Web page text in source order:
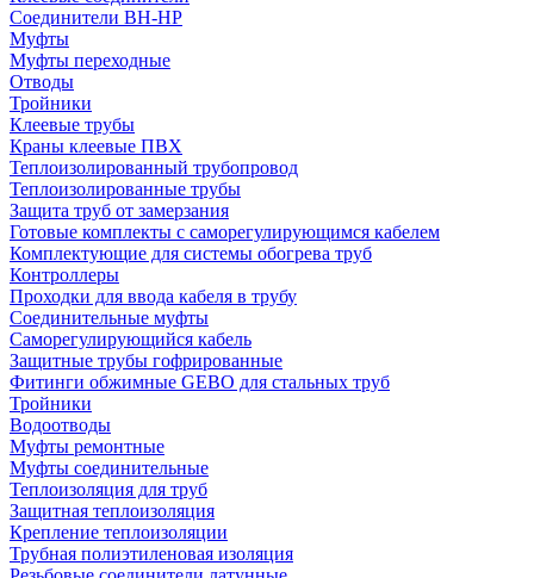
Соединители ВН-НР
Муфты
Муфты переходные
Отводы
Тройники
Клеевые трубы
Краны клеевые ПВХ
Теплоизолированный трубопровод
Теплоизолированные трубы
Защита труб от замерзания
Готовые комплекты с саморегулирующимся кабелем
Комплектующие для системы обогрева труб
Контроллеры
Проходки для ввода кабеля в трубу
Соединительные муфты
Саморегулирующийся кабель
Защитные трубы гофрированные
Фитинги обжимные GEBO для стальных труб
Тройники
Водоотводы
Муфты ремонтные
Муфты соединительные
Теплоизоляция для труб
Защитная теплоизоляция
Крепление теплоизоляции
Трубная полиэтиленовая изоляция